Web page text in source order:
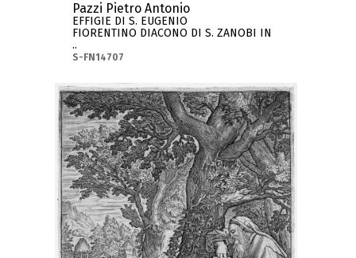
Pazzi Pietro Antonio
EFFIGIE DI S. EUGENIO
FIORENTINO DIACONO DI S. ZANOBI IN
..
S-FN14707